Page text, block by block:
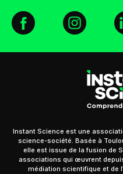
Facebook
Instant Science est une
science-société. Basée à
elle est issue de la fusion de
associations qui œuvrent
médiation scientifique et de